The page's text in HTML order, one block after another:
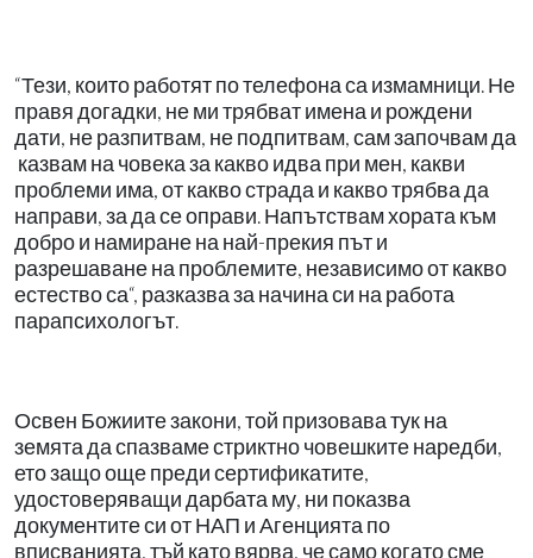
“Тези, които работят по телефона са измамници. Не
правя догадки, не ми трябват имена и рождени
дати, не разпитвам, не подпитвам, сам започвам да
казвам на човека за какво идва при мен, какви
проблеми има, от какво страда и какво трябва да
направи, за да се оправи. Напътствам хората към
добро и намиране на най-прекия път и
разрешаване на проблемите, независимо от какво
естество са“, разказва за начина си на работа
парапсихологът.
Освен Божиите закони, той призовава тук на
земята да спазваме стриктно човешките наредби,
ето защо още преди сертификатите,
удостоверяващи дарбата му, ни показва
документите си от НАП и Агенцията по
вписванията, тъй като вярва, че само когато сме